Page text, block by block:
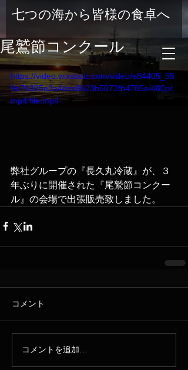
七つの海から皆様の食卓へ
尾鷲節コンクール
https://video.wixstatic.com/video/e84405_55
9e76325e3a4dec8623b5072fb4785e/480p/
mp4/file.mp4
弊社グループの『長久丸冷蔵』が、３
年ぶりに開催された『尾鷲節コンクー
ル』の会場で出張販売致しました。
コメント
コメントを追加…